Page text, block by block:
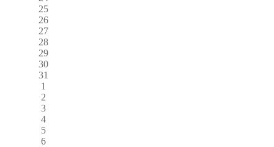
25
26
27
28
29
30
31
1
2
3
4
5
6